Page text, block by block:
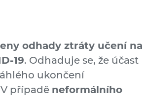
odhady ztráty učení na
19. Odhaduje se, že účast
ukončení
V případě neformálního